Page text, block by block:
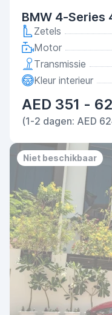
BMW 4-Series
Zetels
Motor
Transmissie
Kleur interieur
AED 351 -
(1-2 dagen: AED
Niet beschikbaar